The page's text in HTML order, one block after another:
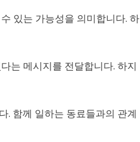
있는 가능성을 의미합니다. 하
는 메시지를 전달합니다. 하지
. 함께 일하는 동료들과의 관계